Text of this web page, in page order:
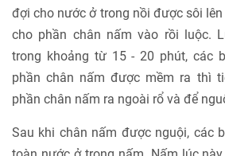
đợi cho nước ở trong nồi được sôi
cho phần chân nấm vào rồi luộc.
trong khoảng từ 15 - 20 phút, các
phần chân nấm được mềm ra thì
phần chân nấm ra ngoài rổ và để
Sau khi chân nấm được nguội, các